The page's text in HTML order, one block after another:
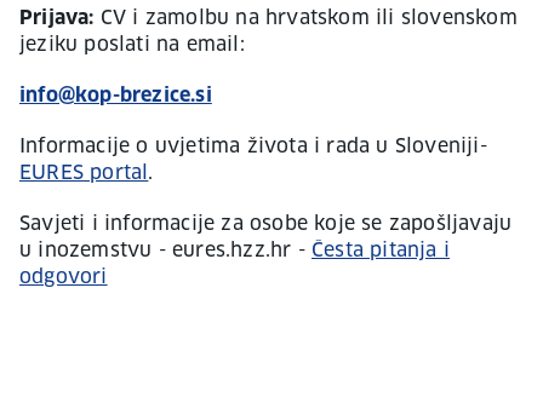
Prijava: CV i zamolbu na hrvatskom ili slovenskom
jeziku poslati na email:
info@kop-brezice.si
Informacije o uvjetima života i rada u Sloveniji-
EURES portal .
Savjeti i informacije za osobe koje se zapošljavaju
u inozemstvu - eures.hzz.hr - Česta pitanja i
odgovori